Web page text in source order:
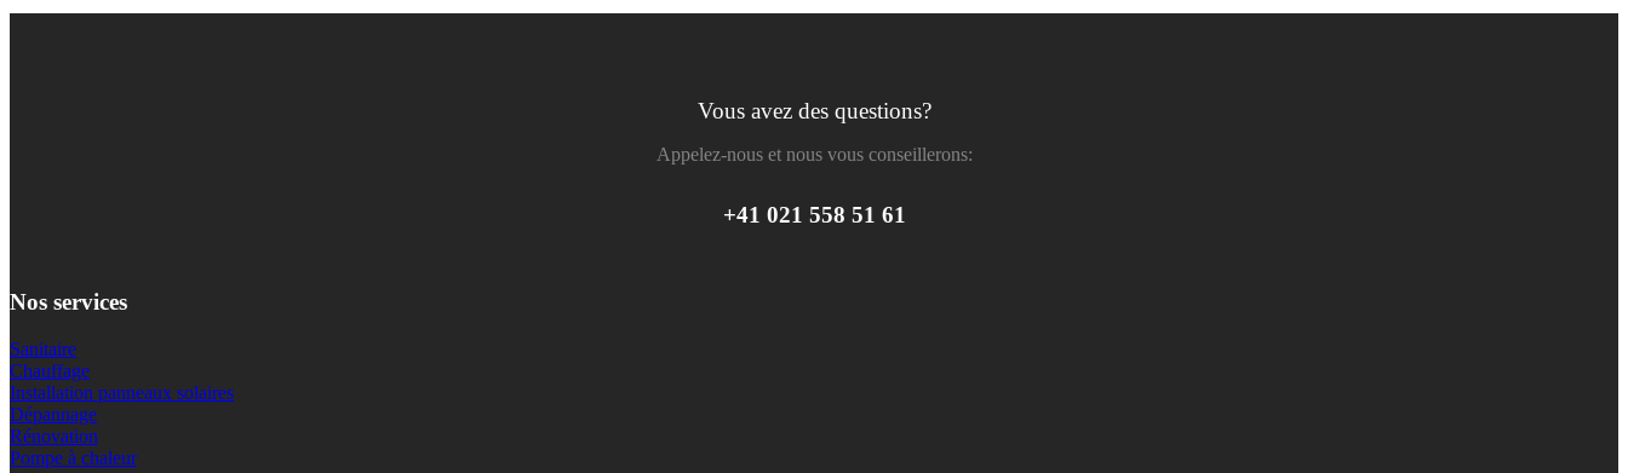
Vous avez des questions?
Appelez-nous et nous vous conseillerons:
+41 021 558 51 61
Nos services
Sanitaire
Chauffage
Installation panneaux solaires
Dépannage
Rénovation
Pompe à chaleur